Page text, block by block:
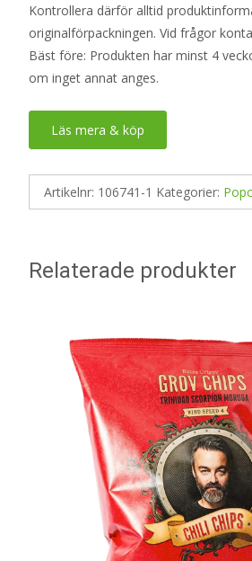
Kontrollera därför alltid
originalförpackningen. Vid frågor
Bäst före: Produkten har minst 4
om inget annat anges.
Läs mera & köp
Artikelnr: 106741-1 Kategorier:
Relaterade produkter